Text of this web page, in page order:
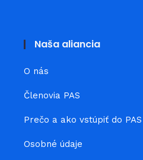
Naša aliancia
O nás
Členovia PAS
Prečo a ako vstúpiť do PAS
Osobné údaje